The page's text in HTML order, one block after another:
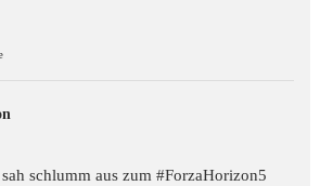
schlumm aus zum#ForzaHorizon5